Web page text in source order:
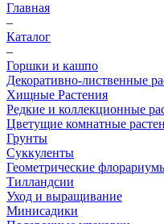
Главная
–
Каталог
–
Горшки и кашпо
Декоративно-лиственные
Хищные Растения
Редкие и коллекционные
Цветущие комнатные
Грунты
Суккуленты
Геометрические
Тилландсии
Уход и выращивание
Минисадики